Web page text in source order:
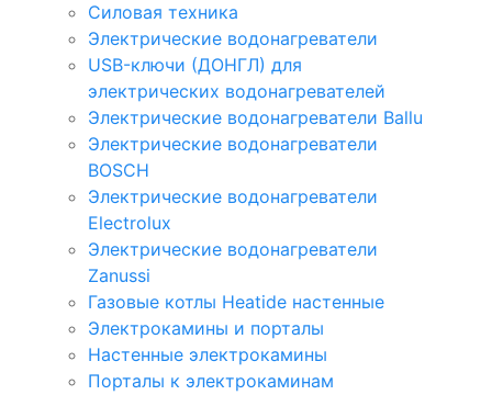
Силовая техника
Электрические водонагреватели
USB-ключи (ДОНГЛ) для
электрических водонагревателей
Электрические водонагреватели Ballu
Электрические водонагреватели
BOSCH
Электрические водонагреватели
Electrolux
Электрические водонагреватели
Zanussi
Газовые котлы Heatide настенные
Электрокамины и порталы
Настенные электрокамины
Порталы к электрокаминам